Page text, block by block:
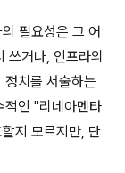
필요성은 그 어
쓰거나, 인프라의
치를 서술하는
적인 "리네아멘타
지 모르지만, 단